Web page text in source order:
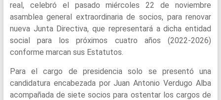
real, celebró el pasado miércoles 22 de noviembre
asamblea general extraordinaria de socios, para renovar
nueva Junta Directiva, que representará a dicha entidad
social para los próximos cuatro años (2022-2026)
conforme marcan sus Estatutos.
Para el cargo de presidencia solo se presentó una
candidatura encabezada por Juan Antonio Verdugo Alba
acompañada de siete socios para ostentar los cargos de